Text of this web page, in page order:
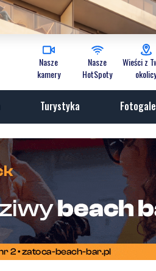
Nasze
kamery
Nasze
HotSpoty
Wieści z
Turystyka